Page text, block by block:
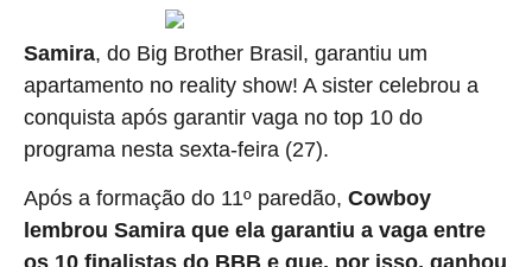
Samira, do Big Brother Brasil, garantiu um
apartamento no reality show! A sister celebrou a
conquista após garantir vaga no top 10 do
programa nesta sexta-feira (27).
Após a formação do 11º paredão, Cowboy
lembrou Samira que ela garantiu a vaga entre